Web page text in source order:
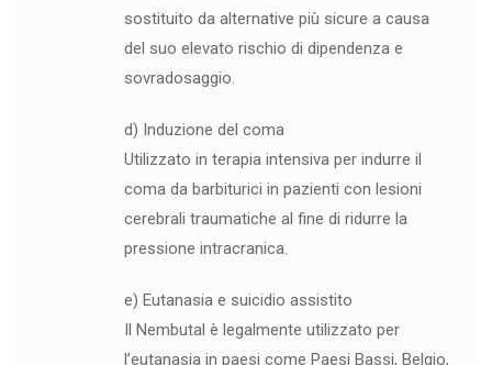
sostituito da alternative più sicure a causa
del suo elevato rischio di dipendenza e
sovradosaggio.
d) Induzione del coma
Utilizzato in terapia intensiva per indurre il
coma da barbiturici in pazienti con lesioni
cerebrali traumatiche al fine di ridurre la
pressione intracranica.
e) Eutanasia e suicidio assistito
Il Nembutal è legalmente utilizzato per
l’eutanasia in paesi come Paesi Bassi, Belgio,